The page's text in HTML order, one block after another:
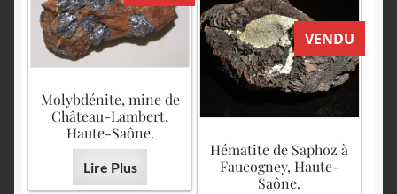
Molybdénite, mine de
Château-Lambert,
Haute-Saône.
Lire Plus
VENDU
Hématite de Saphoz à
Faucogney, Haute-
Saône.